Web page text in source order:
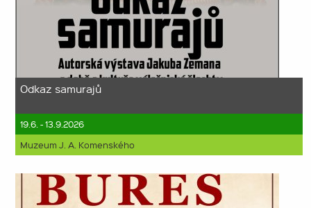
Odkaz samurajů
19.6. - 13.9.2026
Muzeum J. A. Komenského